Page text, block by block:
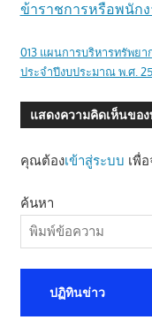
ข้าราชการหรือพนัก
013 แผนการบริหารทรัพ
ประจำปีงบประมาณ พ.ศ.
แสดงความคิดเห็นขอ
คุณต้องเข้าสู่ระบบ เพื่
ค้นหา
ปฏิทินข่าว